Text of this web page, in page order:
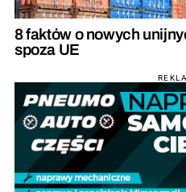
8 faktów o nowych
spoza UE